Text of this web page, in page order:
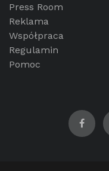
Press Room
Reklama
Współpraca
Regulamin
Pomoc